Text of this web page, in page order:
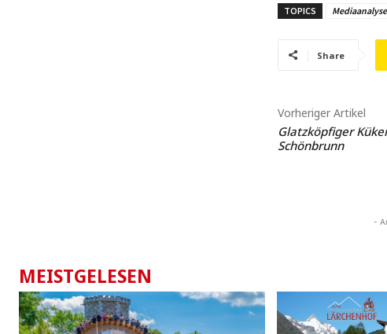
TOPICS Mediaanalyse
Share
Vorheriger Artikel
Glatzköpfiger
Schönbrunn
-
MEISTGELESEN